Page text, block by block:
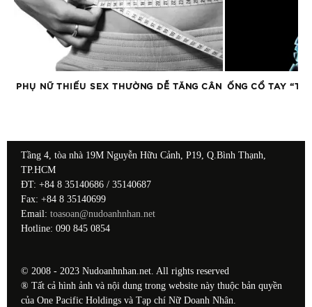
PHỤ NỮ THIẾU SEX THƯỜNG DỄ TĂNG CÂN ỐNG CỔ TAY
Tầng 4, tòa nhà 19M Nguyễn Hữu Cảnh, P19, Q.Bình Thạnh,
TP.HCM
ĐT: +84 8 35140686 / 35140687
Fax: +84 8 35140699
Email: toasoan@nudoanhnhan.net
Hotline: 090 845 0854
© 2008 - 2023 Nudoanhnhan.net. All rights reserved
® Tất cả hình ảnh và nội dung trong website này thuộc bản quyền
của One Pacific Holdings và Tạp chí Nữ Doanh Nhân.